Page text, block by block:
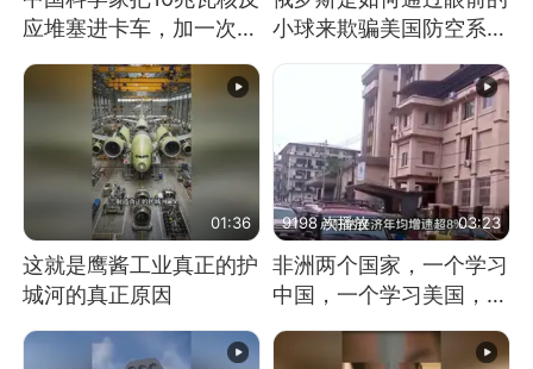
应堆塞进卡车，加一次燃
料能跑几十年
小球来欺骗美国防空系统
01:36
这就是鹰酱工业真正的护
城河的真正原因
9198 次播放 03:23
非洲两个国家，一个学习
中国，一个学习美国，结